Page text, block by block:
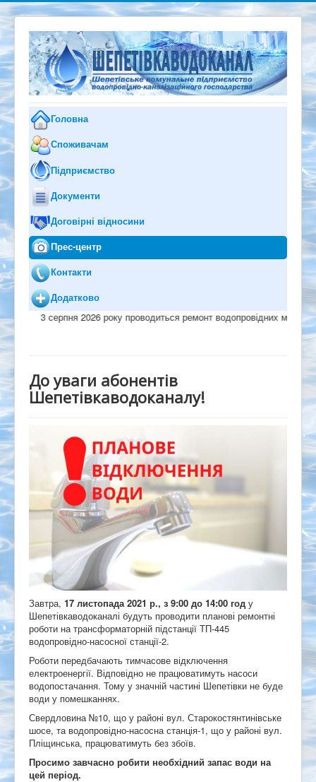
Головна
Споживачам
Підприємство
Документи
Договірні відносини
Прес-центр
Контакти
Додатково
3 серпня 2026 року проводиться ремонт водопровідних мереж на
До уваги абонентів
Шепетівкаводоканалу!
Завтра, 17 листопада 2021 р., з 9:00 до 14:00 год у
Шепетівкаводоканалі будуть проводити планові ремонтні
роботи на трансформаторній підстанції ТП-445
водопровідно-насосної станції-2.
Роботи передбачають тимчасове відключення
електроенергії. Відповідно не працюватимуть насоси
водопостачання. Тому у значній частині Шепетівки не буде
води у помешканнях.
Свердловина №10, що у районі вул. Старокостянтинівське
шосе, та водопровідно-насосна станція-1, що у районі вул.
Пліщинська, працюватимуть без збоїв.
Просимо завчасно робити необхідний запас води на
цей період.